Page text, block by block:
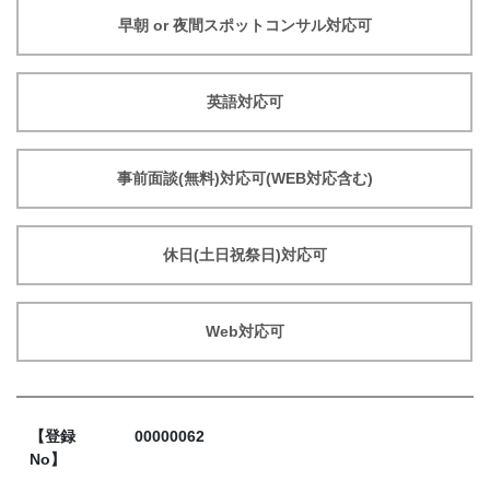
早朝 or 夜間スポットコンサル対応可
英語対応可
事前面談(無料)対応可(WEB対応含む)
休日(土日祝祭日)対応可
Web対応可
【登録
No】
00000062